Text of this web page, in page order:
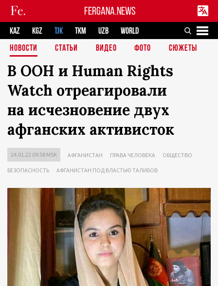
FERGANA.NEWS
KAZ KGZ TJK TKM UZB
WORLD
НОВОСТИ
СТАТЬИ ВИДЕО ФОТО СЮЖЕТЫ
В ООН и Human Rights
Watch отреагировали
на исчезновение двух
афганских активисток
24.01.22 09:58 MSK АФГАНИСТАН ПРАВА ЧЕЛОВЕКА ОБЩЕСТВО
БЕЗОПАСНОСТЬ АФГАНИСТАН ПОД ВЛАСТЬЮ ТАЛИБОВ